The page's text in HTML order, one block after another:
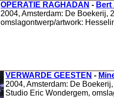
OPERATIE RAGHADAN - Bert
2004, Amsterdam: De Boekerij,
omslagontwerp/artwork:
VERWARDE GEESTEN -
2004, Amsterdam: De
Studio Eric Wondergem,